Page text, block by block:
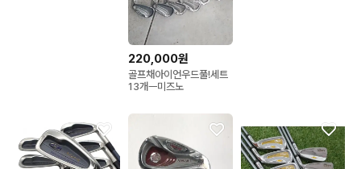
220,000원
골프채아이언우드풀!세트
13개ㅡ미즈노